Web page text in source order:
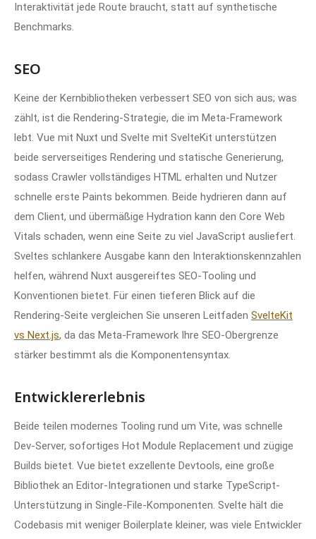
Interaktivität jede Route braucht, statt auf synthetische
Benchmarks.
SEO
Keine der Kernbibliotheken verbessert SEO von sich aus; was
zählt, ist die Rendering-Strategie, die im Meta-Framework
lebt. Vue mit Nuxt und Svelte mit SvelteKit unterstützen
beide serverseitiges Rendering und statische Generierung,
sodass Crawler vollständiges HTML erhalten und Nutzer
schnelle erste Paints bekommen. Beide hydrieren dann auf
dem Client, und übermäßige Hydration kann den Core Web
Vitals schaden, wenn eine Seite zu viel JavaScript ausliefert.
Sveltes schlankere Ausgabe kann den Interaktionskennzahlen
helfen, während Nuxt ausgereiftes SEO-Tooling und
Konventionen bietet. Für einen tieferen Blick auf die
Rendering-Seite vergleichen Sie unseren Leitfaden SvelteKit
vs Next.js, da das Meta-Framework Ihre SEO-Obergrenze
stärker bestimmt als die Komponentensyntax.
Entwicklererlebnis
Beide teilen modernes Tooling rund um Vite, was schnelle
Dev-Server, sofortiges Hot Module Replacement und zügige
Builds bietet. Vue bietet exzellente Devtools, eine große
Bibliothek an Editor-Integrationen und starke TypeScript-
Unterstützung in Single-File-Komponenten. Svelte hält die
Codebasis mit weniger Boilerplate kleiner, was viele Entwickler